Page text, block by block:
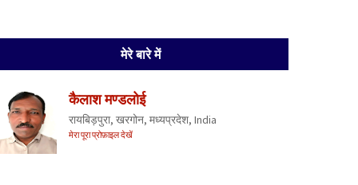
मेरे बारे में
कैलाश मण्डलोई
रायबिड़पुरा, खरगोन, मध्यप्रदेश, India
मेरा पूरा प्रोफ़ाइल देखें